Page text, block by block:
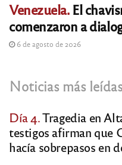
Venezuela.El
comenzaron a
6 de agosto de 2026
Noticias más leídas
Día 4.Tragedia en
testigos afirman que
hacía sobrepasos en